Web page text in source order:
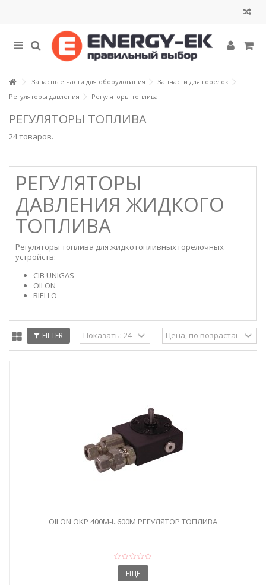
Запасные части для оборудования
Запчасти для горелок
Регуляторы давления
Регуляторы топлива
РЕГУЛЯТОРЫ ТОПЛИВА
24 товаров.
РЕГУЛЯТОРЫ
ДАВЛЕНИЯ ЖИДКОГО
ТОПЛИВА
Регуляторы топлива для жидкотопливных горелочных
устройств:
CIB UNIGAS
OILON
RIELLO
FILTER
OILON OKP 400M-I..600M РЕГУЛЯТОР ТОПЛИВА
ЕЩЕ